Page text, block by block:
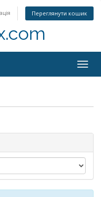
Переглянути кошик